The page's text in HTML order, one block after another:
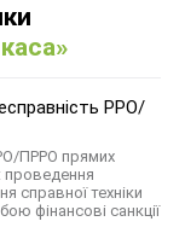
РРО/
ПРРО прямих
проведення
справної техніки
фінансові санкції